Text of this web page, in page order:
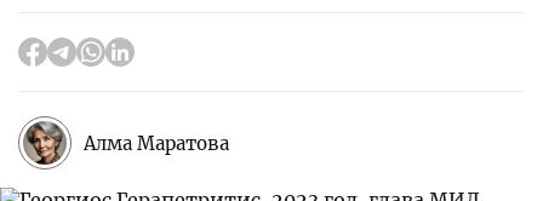
Алма Маратова